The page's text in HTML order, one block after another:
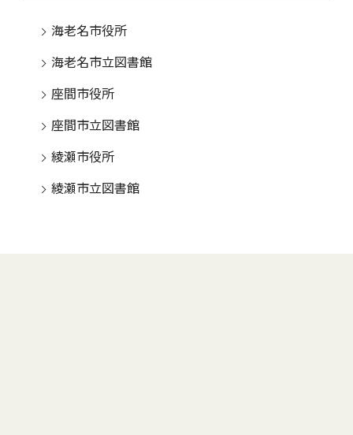
海老名市役所
海老名市立図書館
座間市役所
座間市立図書館
綾瀬市役所
綾瀬市立図書館